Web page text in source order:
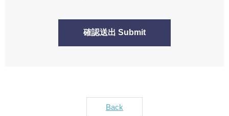
確認送出 Submit
Back